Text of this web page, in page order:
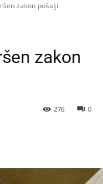
zakon pošalji
zakon
0
276